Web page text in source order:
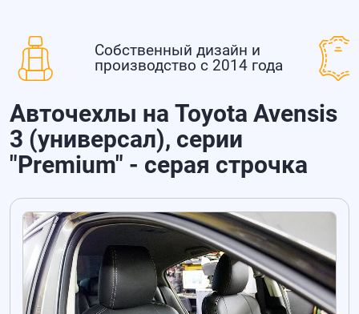
Собственный дизайн и
производство с 2014 года
Авточехлы на Toyota Avensis
3 (универсал), серии
"Premium" - серая строчка